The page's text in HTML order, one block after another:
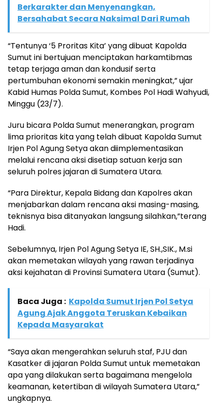
Berkarakter dan Menyenangkan,
Bersahabat Secara Naksimal Dari Rumah
“Tentunya ‘5 Proritas Kita’ yang dibuat Kapolda
Sumut ini bertujuan menciptakan harkamtibmas
tetap terjaga aman dan kondusif serta
pertumbuhan ekonomi semakin meningkat,” ujar
Kabid Humas Polda Sumut, Kombes Pol Hadi Wahyudi,
Minggu (23/7).
Juru bicara Polda Sumut menerangkan, program
lima prioritas kita yang telah dibuat Kapolda Sumut
Irjen Pol Agung Setya akan diimplementasikan
melalui rencana aksi disetiap satuan kerja san
seluruh polres jajaran di Sumatera Utara.
“Para Direktur, Kepala Bidang dan Kapolres akan
menjabarkan dalam rencana aksi masing-masing,
teknisnya bisa ditanyakan langsung silahkan,”terang
Hadi.
Sebelumnya, Irjen Pol Agung Setya IE, SH.,SIK., M.si
akan memetakan wilayah yang rawan terjadinya
aksi kejahatan di Provinsi Sumatera Utara (Sumut).
Baca Juga : Kapolda Sumut Irjen Pol Setya
Agung Ajak Anggota Teruskan Kebaikan
Kepada Masyarakat
“Saya akan mengerahkan seluruh staf, PJU dan
Kasatker di jajaran Polda Sumut untuk memetakan
apa yang dilakukan serta bagaimana mengelola
keamanan, ketertiban di wilayah Sumatera Utara,”
ungkapnya.